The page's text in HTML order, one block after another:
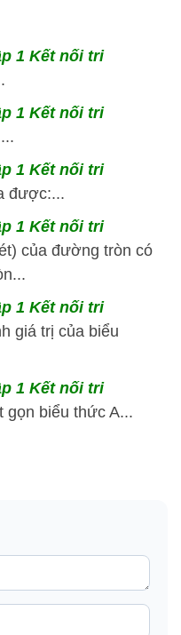
1 Kết nối tri
1 Kết nối tri
1 Kết nối tri
được:...
1 Kết nối tri
của đường tròn có
1 Kết nối tri
giá trị của biểu
1 Kết nối tri
gọn biểu thức A...